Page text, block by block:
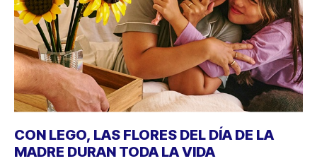
CON LEGO, LAS FLORES DEL DÍA DE LA
MADRE DURAN TODA LA VIDA